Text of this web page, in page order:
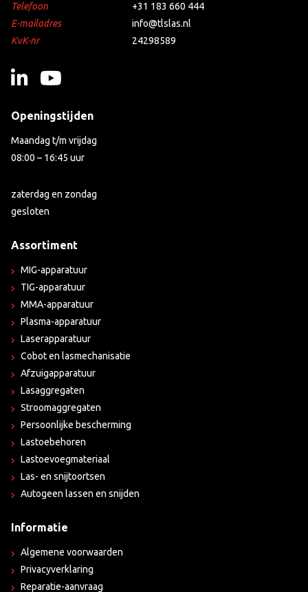
Telefoon
+31 183 660 444
E-mailadres
info@tlslas.nl
KvK-nr
24298589
Openingstijden
Maandag t/m vrijdag
08:00 – 16:45 uur
zaterdag en zondag
gesloten
Assortiment
MIG-apparatuur
TIG-apparatuur
MMA-apparatuur
Plasma-apparatuur
Laserapparatuur
Cobot en lasmechanisatie
Afzuigapparatuur
Lasaggregaten
Stroomaggregaten
Persoonlijke bescherming
Lastoebehoren
Lastoevoegmateriaal
Las- en snijtoortsen
Autogeen lassen en snijden
Informatie
Algemene voorwaarden
Privacyverklaring
Reparatie-aanvraag